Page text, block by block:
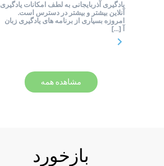
یادگیری آذربایجانی به لطف امکانات یادگیری
آنلاین بیشتر و بیشتر در دسترس است.
امروزه بسیاری از برنامه های یادگیری زبان
آ […]
مشاهده همه
بازخورد